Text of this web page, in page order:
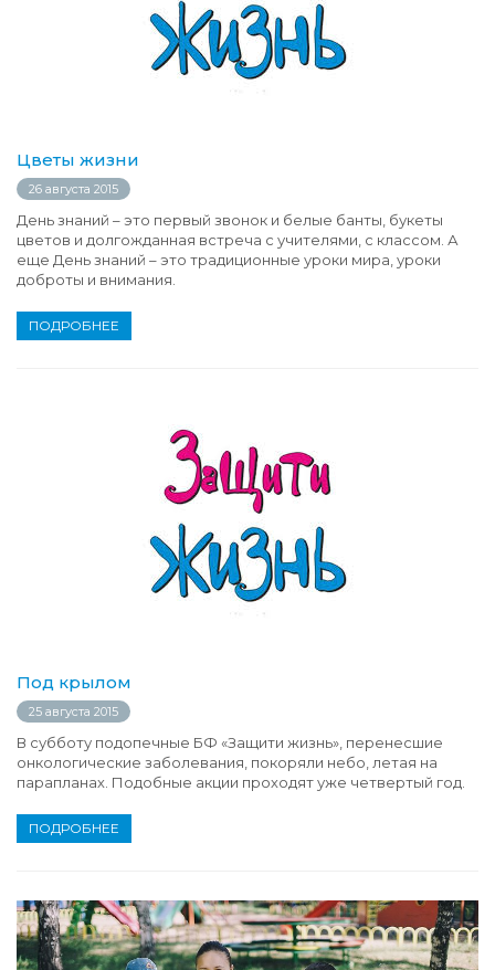
Цветы жизни
26 августа 2015
День знаний – это первый звонок и белые банты, букеты
цветов и долгожданная встреча с учителями, с классом. А
еще День знаний – это традиционные уроки мира, уроки
доброты и внимания.
ПОДРОБНЕЕ
Под крылом
25 августа 2015
В субботу подопечные БФ «Защити жизнь», перенесшие
онкологические заболевания, покоряли небо, летая на
парапланах. Подобные акции проходят уже четвертый год.
ПОДРОБНЕЕ